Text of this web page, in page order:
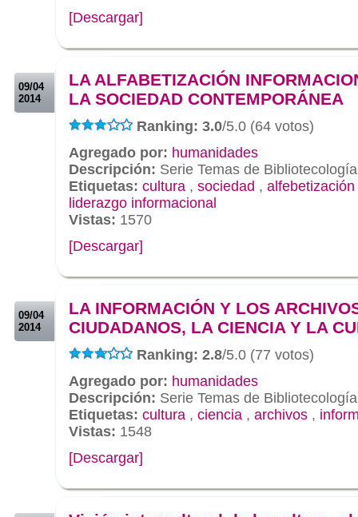
[Descargar]
09/04
2014
LA ALFABETIZACIÓN
LA SOCIEDAD CONTEMPORÁNEA
Ranking: 3.0/5.0 (64 votos)
Agregado por: humanidades
Descripción: Serie Temas de
Etiquetas: cultura , sociedad ,
liderazgo informacional
Vistas: 1570
[Descargar]
09/04
2014
LA INFORMACIÓN Y LOS
CIUDADANOS, LA CIENCIA Y LA
Ranking: 2.8/5.0 (77 votos)
Agregado por: humanidades
Descripción: Serie Temas de
Etiquetas: cultura , ciencia , archivos ,
Vistas: 1548
[Descargar]